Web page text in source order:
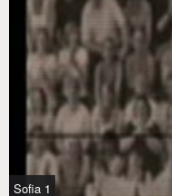
Sofia 1